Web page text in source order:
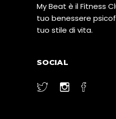
My Beat è il Fitness
tuo benessere
tuo stile di vita.
SOCIAL